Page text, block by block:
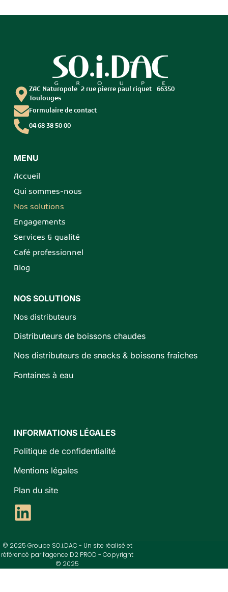
ZAC Naturopole 2 rue pierre paul riquet 66350
Toulouges
Formulaire de contact
04 68 38 50 00
MENU
Accueil
Qui sommes-nous
Nos solutions
Engagements
Services & qualité
Café professionnel
Blog
NOS SOLUTIONS
Nos distributeurs
Distributeurs de boissons chaudes
Nos distributeurs de snacks & boissons fraîches
Fontaines à eau
INFORMATIONS LÉGALES
Politique de confidentialité
Mentions légales
Plan du site
© 2025 Groupe SO.i.DAC - Un site réalisé et
référencé par l’agence D2 PROD - Copyright
© 2025